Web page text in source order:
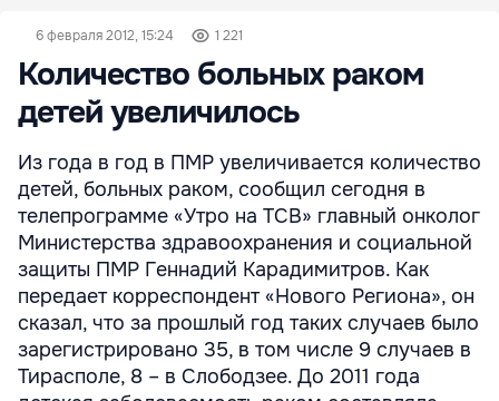
6 февраля 2012, 15:24 1 221
Количество больных раком
детей увеличилось
Из года в год в ПМР увеличивается количество
детей, больных раком, сообщил сегодня в
телепрограмме «Утро на ТСВ» главный онколог
Министерства здравоохранения и социальной
защиты ПМР Геннадий Карадимитров. Как
передает корреспондент «Нового Региона», он
сказал, что за прошлый год таких случаев было
зарегистрировано 35, в том числе 9 случаев в
Тирасполе, 8 – в Слободзее. До 2011 года